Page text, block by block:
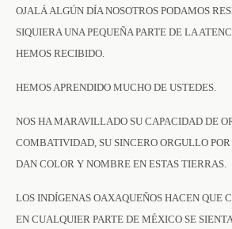
OJALÁ ALGÚN DÍA NOSOTROS PODAMOS
SIQUIERA UNA PEQUEÑA PARTE DE LA
HEMOS RECIBIDO.
HEMOS APRENDIDO MUCHO DE USTEDES.
NOS HA MARAVILLADO SU CAPACIDAD DE
COMBATIVIDAD, SU SINCERO ORGULLO
DAN COLOR Y NOMBRE EN ESTAS TIERRAS.
LOS INDÍGENAS OAXAQUEÑOS HACEN QUE
EN CUALQUIER PARTE DE MÉXICO SE